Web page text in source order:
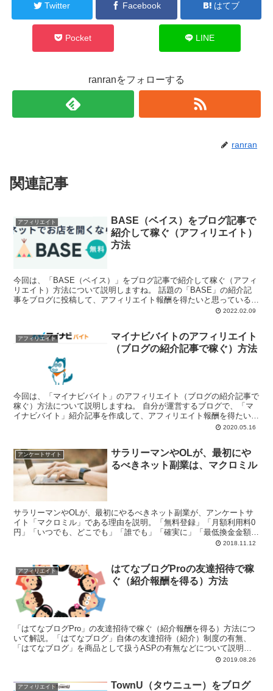
Twitter Facebook はてブ
Pocket LINE
ranranをフォローする
ranran
関連記事
アフィリエイト
BASE（ベイス）をブログ記事で
紹介して稼ぐ（アフィリエイト）
方法
今回は、「BASE（ベイス）」をブログ記事で紹介して稼ぐ（アフィ
リエイト）方法について説明しますね。 話題の「BASE」の紹介記
事をブログに投稿して、アフィリエイト報酬を得たいと思っている皆
2022.02.09
アフィリエイト
マイナビバイトのアフィリエイト
（ブログの紹介記事で稼ぐ）方法
今回は、「マイナビバイト」のアフィリエイト（ブログの紹介記事で
稼ぐ）方法について説明しますね。 自分が運営するブログで、「マ
イナビバイト」紹介記事を作成して、アフィリエイト報酬を得たいと
2020.05.16
アンケートサイト
サラリーマンやOLが、最初にや
るべきネット副業は、マクロミル
サラリーマンやOLが、最初にやるべきネット副業が、アンケートサ
イト「マクロミル」である理由を説明。「無料登録」「月額利用料0
円」「いつでも、どこでも」「誰でも」「確実に」「最低換金金額
2018.11.12
アフィリエイト
はてなブログProの友達招待で稼
ぐ（紹介報酬を得る）方法
「はてなブログPro」の友達招待で稼ぐ（紹介報酬を得る）方法につ
いて解説。「はてなブログ」自体の友達招待（紹介）制度の有無、
「はてなブログ」を商品として扱うASPの有無などについて説明。
また、クリック報酬型広告を貼るという最終手段も紹介。 2019.08.26
アフィリエイト
TownU（タウニュー）をブログ